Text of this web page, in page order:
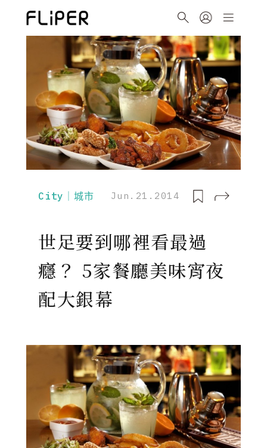
City｜城市 Jun.21.2014
世足要到哪裡看最過
癮？ 5家餐廳美味宵夜
配大銀幕